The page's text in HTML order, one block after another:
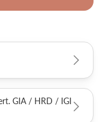
GIA / HRD / IGI